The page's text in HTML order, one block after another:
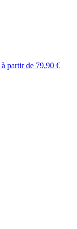
à partir de 79,90 €